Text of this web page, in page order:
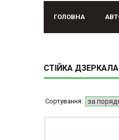
ГОЛОВНА
СТІЙКА ДЗЕРКАЛА